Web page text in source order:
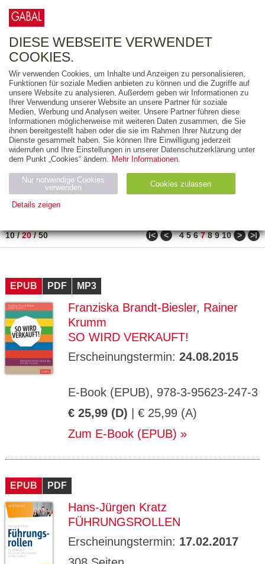
FREITEXT
AUSGABEART
AUS DER REIHE
ZUM THEMA
Neuerscheinung
Bestseller
PREIS
10/20/50 ǀ< < 4 5 6 7 8 9 10 > >ǀ
EPUB PDF MP3
Franziska Brandt-Biesler, Rainer
Krumm
SO WIRD VERKAUFT!
Erscheinungstermin: 24.08.2015
E-Book (EPUB), 978-3-95623-247-3
€ 25,99 (D) | € 25,99 (A)
Zum E-Book (EPUB)
EPUB PDF
Hans-Jürgen Kratz
FÜHRUNGSROLLEN
Erscheinungstermin: 17.02.2017
DIESE WEBSEITE VERWENDET
COOKIES.
Wir verwenden Cookies, um Inhalte und Anzeigen zu personalisieren,
Funktionen für soziale Medien anbieten zu können und die Zugriffe auf
unsere Website zu analysieren. Außerdem geben wir Informationen zu
Ihrer Verwendung unserer Website an unsere Partner für soziale
Medien, Werbung und Analysen weiter. Unsere Partner führen diese
Informationen möglicherweise mit weiteren Daten zusammen, die Sie
ihnen bereitgestellt haben oder die sie im Rahmen Ihrer Nutzung der
Dienste gesammelt haben. Sie können Ihre Einwilligung jederzeit
widerrufen und Ihre Einstellungen in unserer Datenschutzerklärung unter
dem Punkt „Cookies“ ändern. Mehr Informationen.
Nur notwendige Cookies
verwenden
Cookies zulassen
Details zeigen
Name Zweck
Ty
ESSION
_ID
verlag.
de
Session verwendet
GV_CO
OKIES
gabal-
Speichert den Zustimmungsstatus des
Benutzers für Cookies auf der aktuellen
Domäne.
90